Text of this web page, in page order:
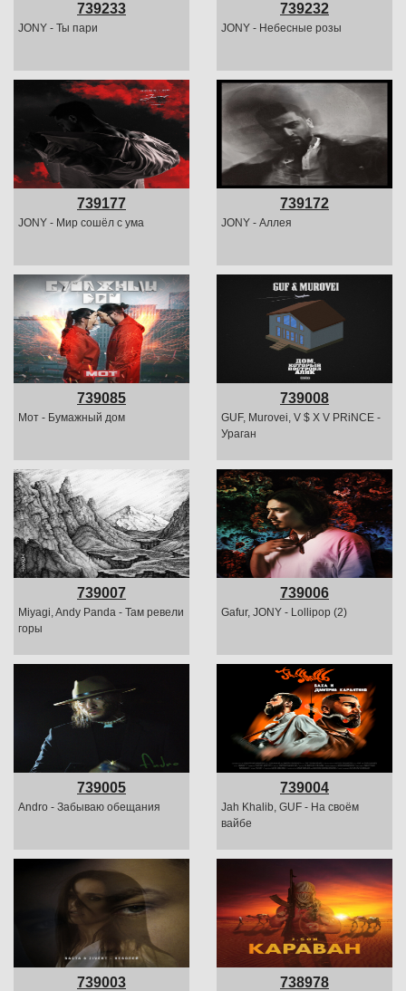
739233
JONY - Ты пари
739232
JONY - Небесные розы
739177
JONY - Мир сошёл с ума
739172
JONY - Аллея
739085
Мот - Бумажный дом
739008
GUF, Murovei, V $ X V PRiNCE -
Ураган
739007
Miyagi, Andy Panda - Там ревели
горы
739006
Gafur, JONY - Lollipop (2)
739005
Andro - Забываю обещания
739004
Jah Khalib, GUF - На своём
вайбе
739003 738978